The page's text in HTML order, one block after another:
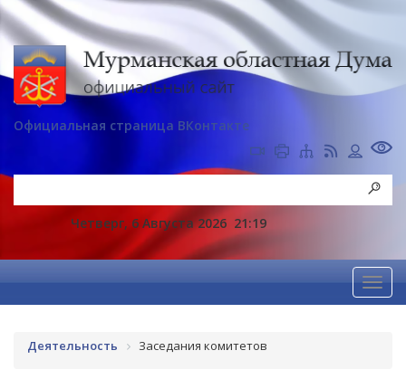
Официальная страница ВКонтакте
Четверг, 6 Августа 2026 21:19
Деятельность Заседания комитетов